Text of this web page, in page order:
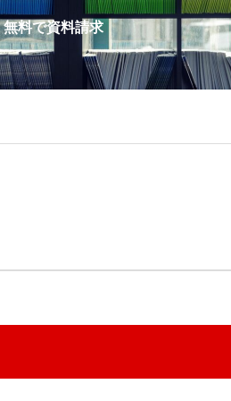
無料で資料請求